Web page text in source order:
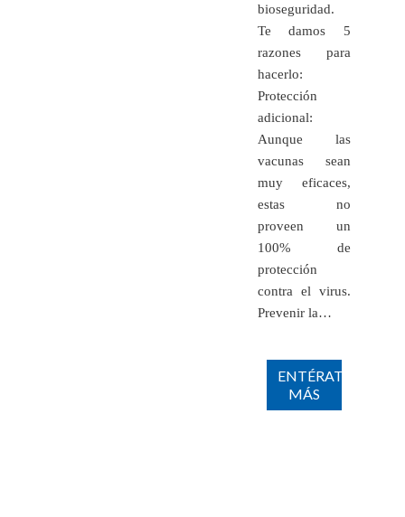
bioseguridad.
Te damos 5
razones para
hacerlo:
Protección
adicional:
Aunque las
vacunas sean
muy eficaces,
estas no
proveen un
100% de
protección
contra el virus.
Prevenir la…
ENTÉRATE
MÁS